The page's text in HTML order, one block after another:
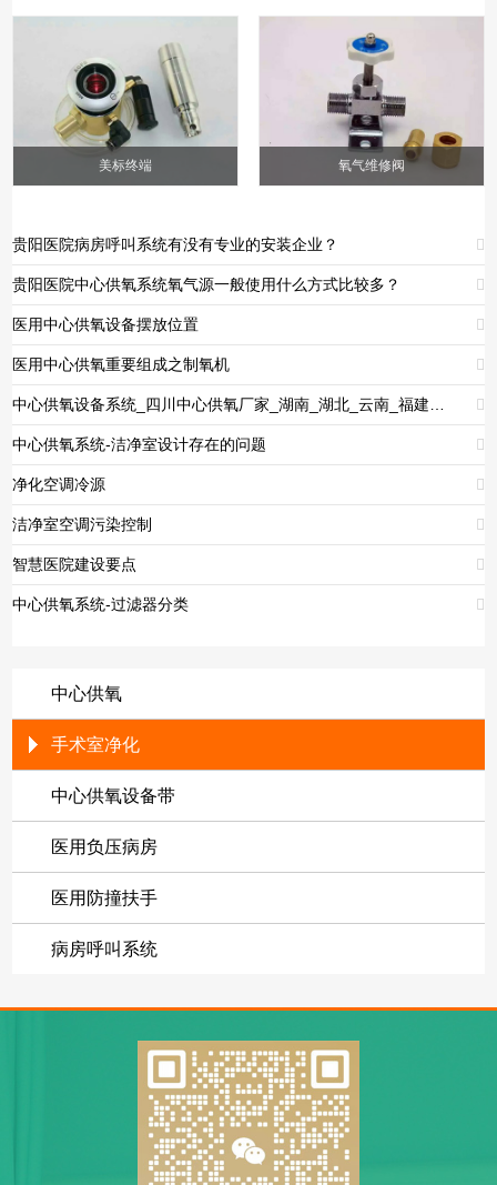
美标终端 氧气维修阀
贵阳医院病房呼叫系统有没有专业的安装企业？ 
贵阳医院中心供氧系统氧气源一般使用什么方式比较多？ 
医用中心供氧设备摆放位置 
医用中心供氧重要组成之制氧机 
中心供氧设备系统_四川中心供氧厂家_湖南_湖北_云南_福建_贵州_西藏_新疆_吉林_甘肃_浙江_江西_安徽_陕西_山西_广东_广西_青海 
中心供氧系统-洁净室设计存在的问题 
净化空调冷源 
洁净室空调污染控制 
智慧医院建设要点 
中心供氧系统-过滤器分类 
中心供氧
手术室净化
中心供氧设备带
医用负压病房
医用防撞扶手
病房呼叫系统